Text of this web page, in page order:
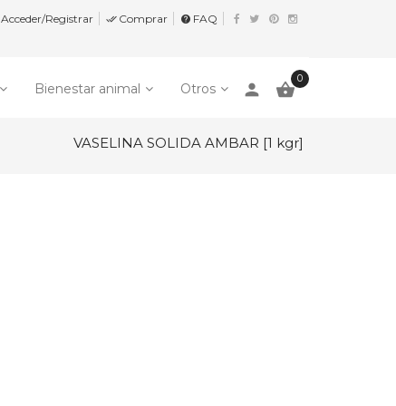
Acceder/Registrar  Comprar help FAQ
Bienestar animal Otros person 
0
VASELINA SOLIDA AMBAR [1 kgr]